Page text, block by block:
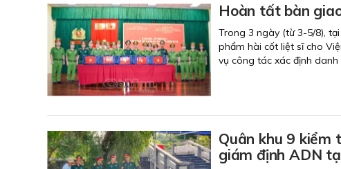
Hoàn tất bàn
Trong 3 ngày (từ 3-5/8),
phẩm hài cốt liệt sĩ cho
vụ công tác xác định
Quân khu 9 kiểm
giám định ADN